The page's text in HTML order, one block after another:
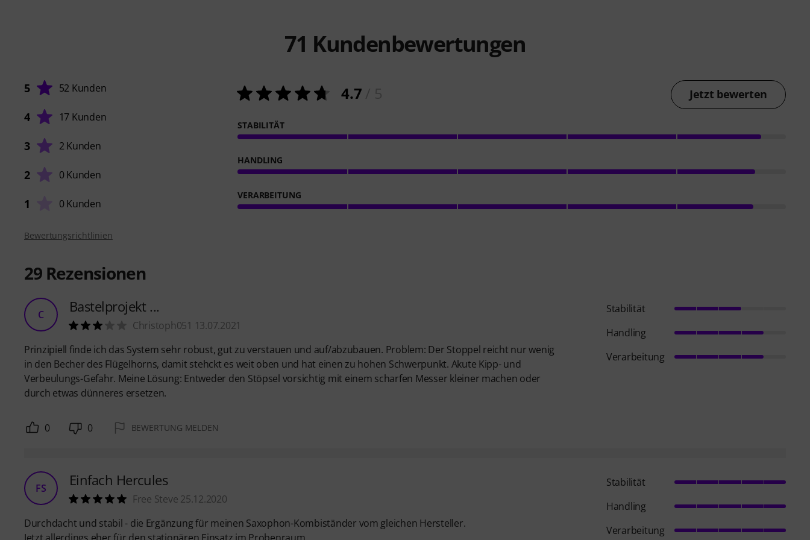
71 Kundenbewertungen
5 52 Kunden
4 17 Kunden
3 2 Kunden
2 0 Kunden
1 0 Kunden
4.7 Jetzt bewerten
STABILITÄT
HANDLING
VERARBEITUNG
Bewertungsrichtlinien
29 Rezensionen
C Bastelprojekt ...
Christoph051 13.07.2021
Prinzipiell finde ich das System sehr robust, gut zu verstauen und auf/abzubauen. Problem: Der Stoppel reicht nur wenig
in den Becher des Flügelhorns, damit stehckt es weit oben und hat einen zu hohen Schwerpunkt. Akute Kipp- und
Verbeulungs-Gefahr. Meine Lösung: Entweder den Stöpsel vorsichtig mit einem scharfen Messer kleiner machen oder
durch etwas dünneres ersetzen.
Stabilität
Handling
Verarbeitung
0 0 BEWERTUNG MELDEN
FS Einfach Hercules
Free Steve 25.12.2020
Durchdacht und stabil - die Ergänzung für meinen Saxophon-Kombiständer vom gleichen Hersteller.
Stabilität
Handling
Verarbeitung